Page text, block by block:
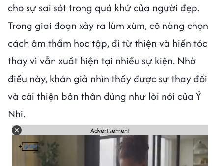
cho sự sai sót trong quá khứ của người đẹp.
Trong giai đoạn xảy ra lùm xùm, cô nàng chọn
cách âm thầm học tập, đi từ thiện và hiến tóc
thay vì vẫn xuất hiện tại nhiều sự kiện. Nhờ
điều này, khán giả nhìn thấy được sự thay đổi
và cải thiện bản thân đúng như lời nói của Ý
Nhi.
Advertisement